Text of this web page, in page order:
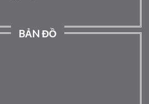
BẢN ĐỒ